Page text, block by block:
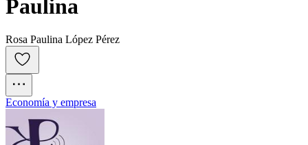
Paulina
Rosa Paulina López Pérez
Economía y empresa